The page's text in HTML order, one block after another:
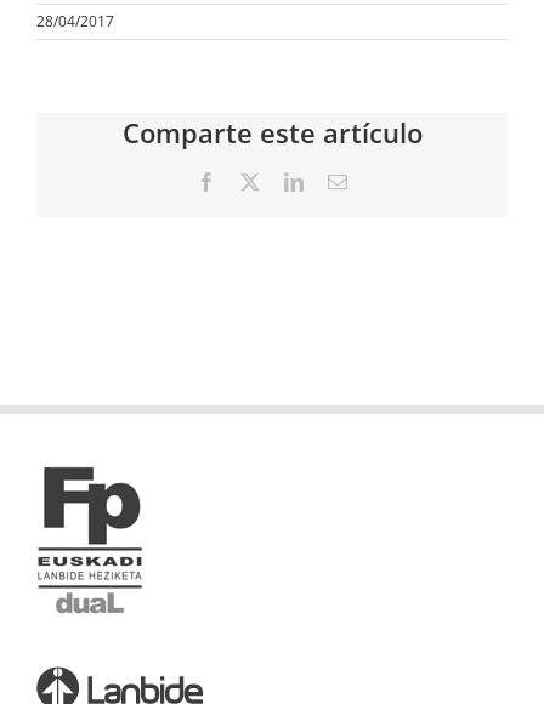
28/04/2017
Comparte este artículo
Facebook LinkedInCorreo